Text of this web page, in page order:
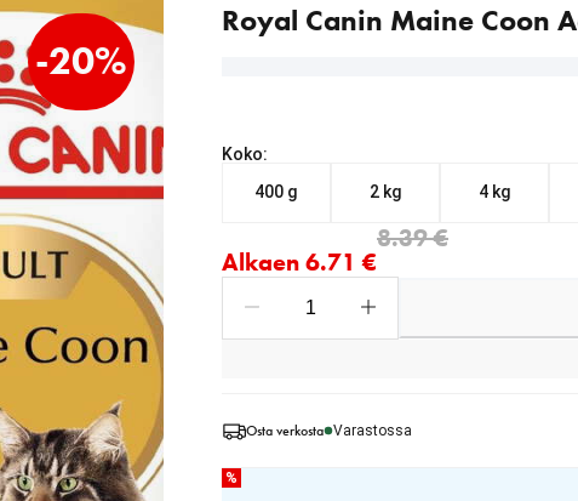
Royal Canin Maine Coon
-20%
Koko:
400 g
2 kg 4 kg
Alkaen 6.71 €
Nykyinen hinta alkaen 6.71 €
8.39 €
alkuperäinen hinta 8.39 €
Osta verkosta Varastossa
%